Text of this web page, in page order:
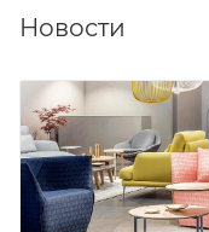
Новости